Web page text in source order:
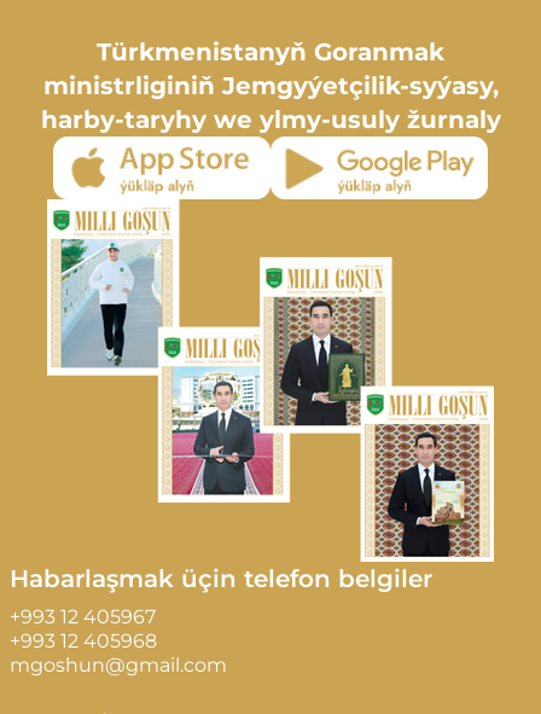
Habarlaşmak üçin telefon belgiler
+993 12 405967
+993 12 405968
mgoshun@gmail.com
Türkmenistanyň Goranmak
ministrliginiň Jemgyýetçilik-syýasy,
harby-taryhy we ylmy-usuly žurnaly